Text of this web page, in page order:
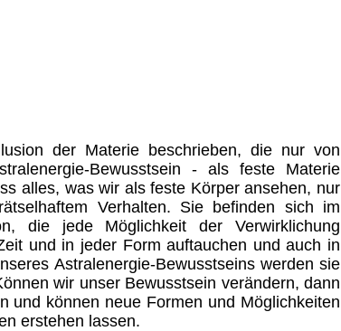
der Materie beschrieben, die nur von
Bewusstsein - als feste Materie
alles, was wir als feste Körper ansehen, nur
Verhalten. Sie befinden sich im
die jede Möglichkeit der Verwirklichung
und in jeder Form auftauchen und auch in
Astralenergie-Bewusstseins werden sie
wir unser Bewusstsein verändern, dann
und können neue Formen und Möglichkeiten
erstehen lassen.